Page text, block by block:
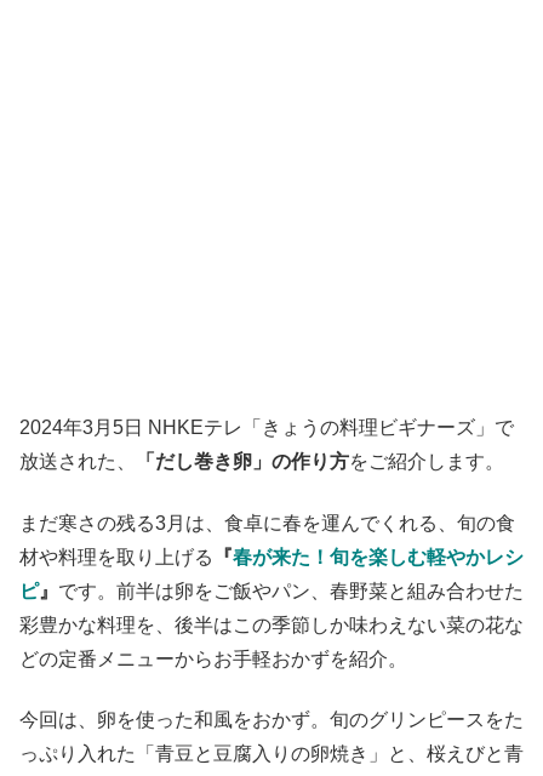
2024年3月5日 NHKEテレ「きょうの料理ビギナーズ」で
放送された、
「だし巻き卵」の作り方をご紹介します。
まだ寒さの残る3月は、食卓に春を運んでくれる、旬の食
材や料理を取り上げる
『春が来た！旬を楽しむ軽やかレシ
ピ』 です。前半は卵をご飯やパン、春野菜と組み合わせた
彩豊かな料理を、後半はこの季節しか味わえない菜の花な
どの定番メニューからお手軽おかずを紹介。
今回は、卵を使った和風をおかず。旬のグリンピースをた
っぷり入れた「青豆と豆腐入りの卵焼き」と、桜えびと青